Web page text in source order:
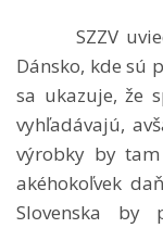
SZZV
Dánsko, kde sú
sa ukazuje, že
vyhľadávajú,
výrobky by
akéhokoľvek
Slovenska by